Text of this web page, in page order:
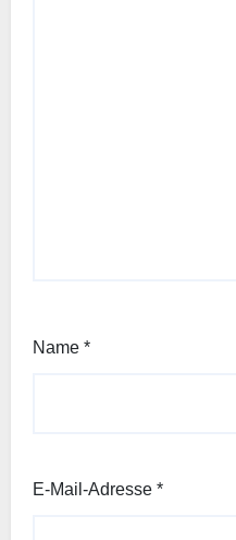
Name *
E-Mail-Adresse *